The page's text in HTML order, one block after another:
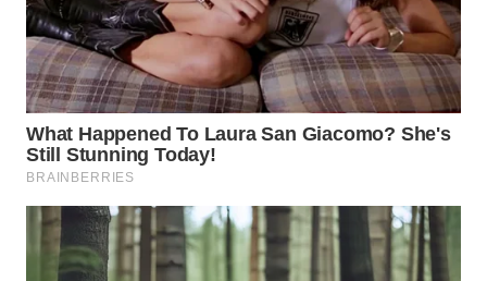
BINJAI
WN
CIREBON
WN
INDRAMAYU
WN
KUNINGAN